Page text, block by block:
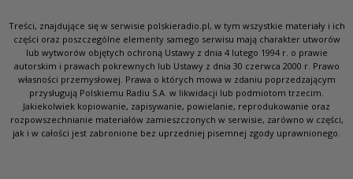
Treści, znajdujące się w serwisie polskieradio.pl, w tym wszystkie materiały i ich
części oraz poszczególne elementy samego serwisu mają charakter utworów
lub wytworów objętych ochroną Ustawy z dnia 4 lutego 1994 r. o prawie
autorskim i prawach pokrewnych lub Ustawy z dnia 30 czerwca 2000 r. Prawo
własności przemysłowej. Prawa o których mowa w zdaniu poprzedzającym
przysługują Polskiemu Radiu S.A. w likwidacji lub podmiotom trzecim.
Jakiekolwiek kopiowanie, zapisywanie, powielanie, reprodukowanie oraz
rozpowszechnianie materiałów zamieszczonych w serwisie, zarówno w części,
jak i w całości jest zabronione bez uprzedniej pisemnej zgody uprawnionego.